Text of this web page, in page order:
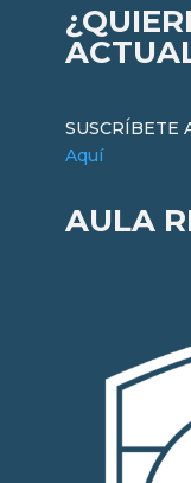
SUSCRÍBETE
Aquí
AULA